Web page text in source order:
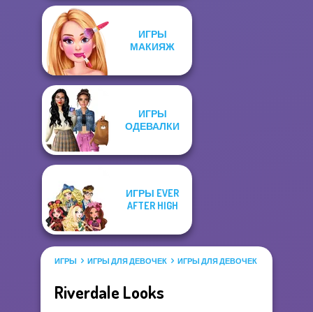
ИГРЫ
МАКИЯЖ
ИГРЫ
ОДЕВАЛКИ
ИГРЫ EVER
AFTER HIGH
ИГРЫ ИГРЫ ДЛЯ ДЕВОЧЕК ИГРЫ ДЛЯ ДЕВОЧЕК САЛОН
Riverdale Looks